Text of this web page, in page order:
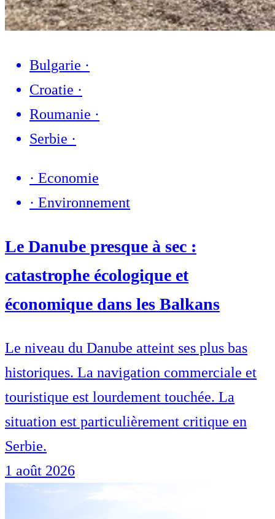
Bulgarie ·
Croatie ·
Roumanie ·
Serbie ·
· Economie
· Environnement
Le Danube presque à sec :
catastrophe écologique et
économique dans les Balkans
Le niveau du Danube atteint ses plus bas
historiques. La navigation commerciale et
touristique est lourdement touchée. La
situation est particulièrement critique en
Serbie.
1 août 2026